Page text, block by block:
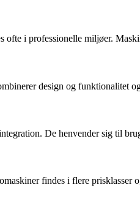
ofte i professionelle miljøer.
design og funktionalitet
De henvender sig til
findes i flere prisklasser